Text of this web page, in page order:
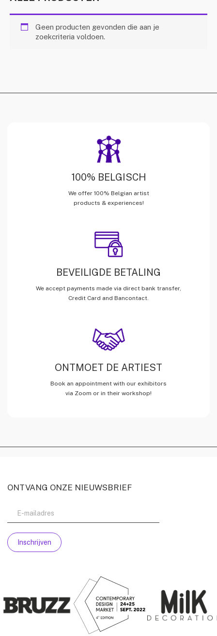
Geen producten gevonden die aan je
zoekcriteria voldoen.
100% BELGISCH
We offer 100% Belgian artist
products & experiences!
BEVEILIGDE BETALING
We accept payments made via direct bank transfer,
Credit Card and Bancontact.
ONTMOET DE ARTIEST
Book an appointment with our exhibitors
via Zoom or in their workshop!
ONTVANG ONZE NIEUWSBRIEF